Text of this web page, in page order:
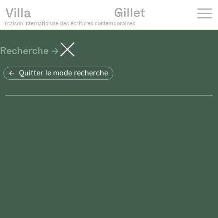
maison internationale des écritures contemporaines
Recherche
Quitter le mode recherche